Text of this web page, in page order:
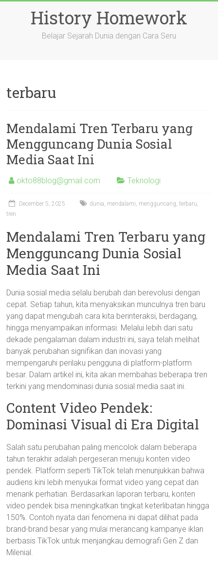
History Homework
Belajar Sejarah Dunia dengan Cara Seru
terbaru
Mendalami Tren Terbaru yang
Mengguncang Dunia Sosial
Media Saat Ini
okto88blog@gmail.com Teknologi
December 5, 2025 dunia, mendalami, mengguncang,terbaru,
tren
Mendalami Tren Terbaru yang
Mengguncang Dunia Sosial
Media Saat Ini
Dunia sosial media selalu berubah dan berevolusi dengan
cepat. Setiap tahun, kita menyaksikan munculnya tren baru
yang dapat mengubah cara kita berinteraksi, berdagang,
hingga menyampaikan informasi. Melalui lebih dari satu
dekade pengalaman dalam industri ini, saya telah melihat
banyak perubahan signifikan dan inovasi yang
mempengaruhi perilaku pengguna di platform-platform
besar. Dalam artikel ini, kita akan membahas beberapa tren
terkini yang mendominasi dunia sosial media saat ini.
Content Video Pendek:
Dominasi Visual di Era Digital
Salah satu perubahan paling mencolok dalam beberapa
tahun terakhir adalah pergeseran menuju konten video
pendek. Platform seperti TikTok telah menunjukkan bahwa
audiens kini lebih menyukai format video yang cepat dan
menarik perhatian. Berdasarkan laporan terbaru, konten
video pendek bisa meningkatkan tingkat keterlibatan hingga
150%. Contoh nyata dari fenomena ini dapat dilihat pada
brand-brand besar yang mulai merancang kampanye iklan
berbasis TikTok untuk menjangkau demografi Gen Z dan
Milenial.